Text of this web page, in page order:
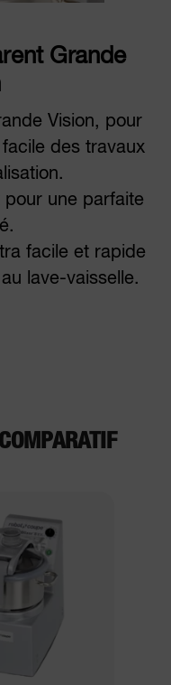
Grande
Vision, pour
des travaux
pour une parfaite
facile et rapide
lave-vaisselle.